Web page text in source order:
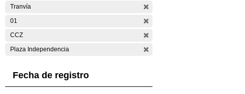
Tranvía
01
CCZ
Plaza Independencia
Fecha de registro